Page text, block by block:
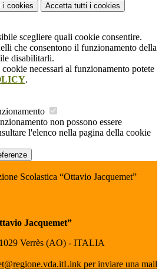
i cookies Accetta tutti i cookies
scegliere quali cookie consentire.
che consentono il funzionamento della
disabilitarli.
necessari al funzionamento potete
.
non possono essere
l'elenco nella pagina della cookie
Scolastica “Ottavio Jacquemet”
Jacquemet”
Verrès (AO) - ITALIA
Link per inviare una mail